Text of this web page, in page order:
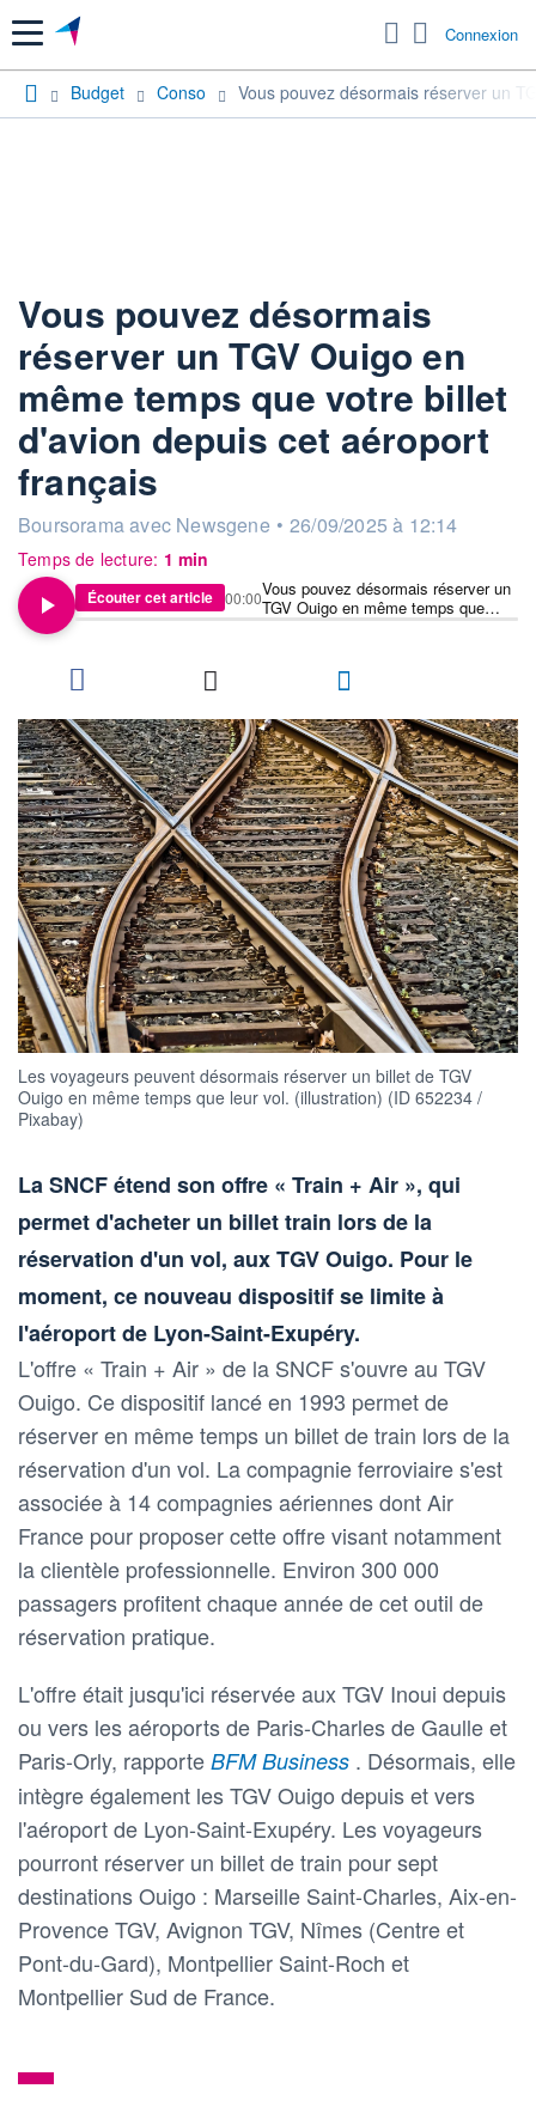
Menu Connexion
Budget Conso Vous pouvez désormais réserver un
Vous pouvez désormais
réserver un TGV Ouigo en
même temps que votre billet
d'avion depuis cet aéroport
français
information fournie par
Boursorama avec Newsgene • 26/09/2025 à 12:14
Temps de lecture: 1 min
Écouter cet article
Vous pouvez désormais réserver un
TGV Ouigo en même temps que
votre billet d'avion depuis cet
00:00
Les voyageurs peuvent désormais réserver un billet de TGV
Ouigo en même temps que leur vol. (illustration) (ID 652234 /
Pixabay)
La SNCF étend son offre « Train + Air », qui
permet d'acheter un billet train lors de la
réservation d'un vol, aux TGV Ouigo. Pour le
moment, ce nouveau dispositif se limite à
l'aéroport de Lyon-Saint-Exupéry.
L'offre « Train + Air » de la SNCF s'ouvre au TGV
Ouigo. Ce dispositif lancé en 1993 permet de
réserver en même temps un billet de train lors de la
réservation d'un vol. La compagnie ferroviaire s'est
associée à 14 compagnies aériennes dont Air
France pour proposer cette offre visant notamment
la clientèle professionnelle. Environ 300 000
passagers profitent chaque année de cet outil de
réservation pratique.
L'offre était jusqu'ici réservée aux TGV Inoui depuis
ou vers les aéroports de Paris-Charles de Gaulle et
Paris-Orly, rapporte BFM Business . Désormais, elle
intègre également les TGV Ouigo depuis et vers
l'aéroport de Lyon-Saint-Exupéry. Les voyageurs
pourront réserver un billet de train pour sept
destinations Ouigo : Marseille Saint-Charles, Aix-en-
Provence TGV, Avignon TGV, Nîmes (Centre et
Pont-du-Gard), Montpellier Saint-Roch et
Montpellier Sud de France.